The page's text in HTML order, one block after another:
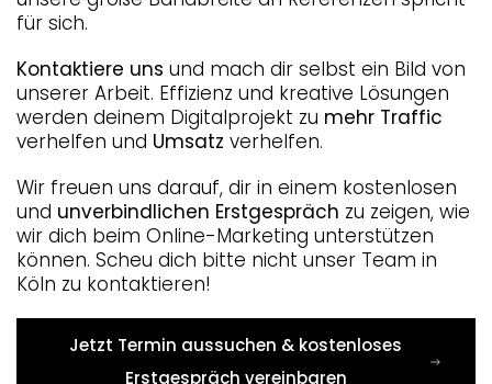
für sich.
Kontaktiere uns und mach dir selbst ein Bild von
unserer Arbeit. Effizienz und kreative Lösungen
werden deinem Digitalprojekt zu mehr Traffic
verhelfen und Umsatz verhelfen.
Wir freuen uns darauf, dir in einem kostenlosen
und unverbindlichen Erstgespräch zu zeigen, wie
wir dich beim Online-Marketing unterstützen
können. Scheu dich bitte nicht unser Team in
Köln zu kontaktieren!
Jetzt Termin aussuchen & kostenloses
Erstgespräch vereinbaren